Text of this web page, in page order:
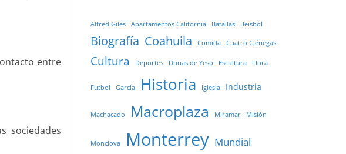
entre
sociedades
Alfred Giles Apartamentos California Batallas Beisbol
Biografía Coahuila Comida Cuatro Ciénegas
Cultura Deportes Dunas de Yeso Escultura Flora
Futbol García Historia Iglesia Industria
Machacado Macroplaza Miramar Misión
Monclova Monterrey Mundial